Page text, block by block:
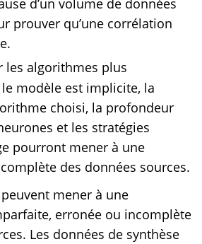
d’un volume de données
prouver qu’une corrélation
les algorithmes plus
modèle est implicite, la
choisi, la profondeur
et les stratégies
pourront mener à une
des données sources.
mener à une
erronée ou incomplète
Les données de synthèse